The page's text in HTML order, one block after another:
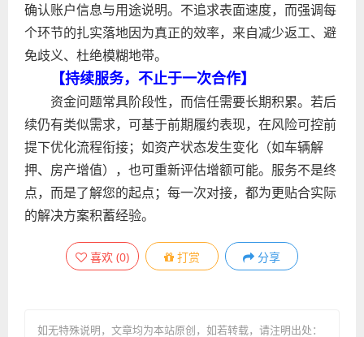
确认账户信息与用途说明。不追求表面速度，而强调每
个环节的扎实落地因为真正的效率，来自减少返工、避
免歧义、杜绝模糊地带。
【持续服务，不止于一次合作】
资金问题常具阶段性，而信任需要长期积累。若后
续仍有类似需求，可基于前期履约表现，在风险可控前
提下优化流程衔接；如资产状态发生变化（如车辆解
押、房产增值），也可重新评估增额可能。服务不是终
点，而是了解您的起点；每一次对接，都为更贴合实际
的解决方案积蓄经验。
喜欢 (0) 打赏 分享
如无特殊说明，文章均为本站原创 ，如若转载，请注明出处：